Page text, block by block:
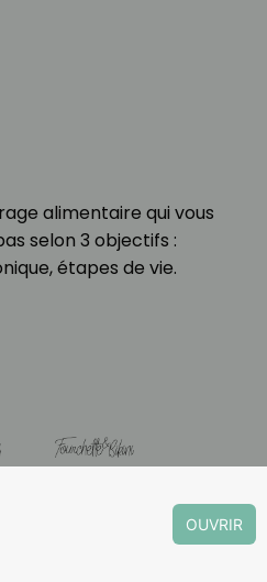
alimentaire qui vous
selon 3 objectifs :
étapes de vie.
OUVRIR